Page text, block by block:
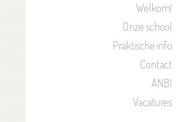
Welkom!
Onze school
Praktische info
Contact
ANBI
Vacatures